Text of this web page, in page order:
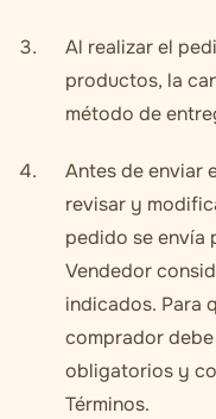
Al realizar el
productos, la
método de
Antes de enviar
revisar y
pedido se envía
Vendedor
indicados. Para
comprador
obligatorios y
Términos.